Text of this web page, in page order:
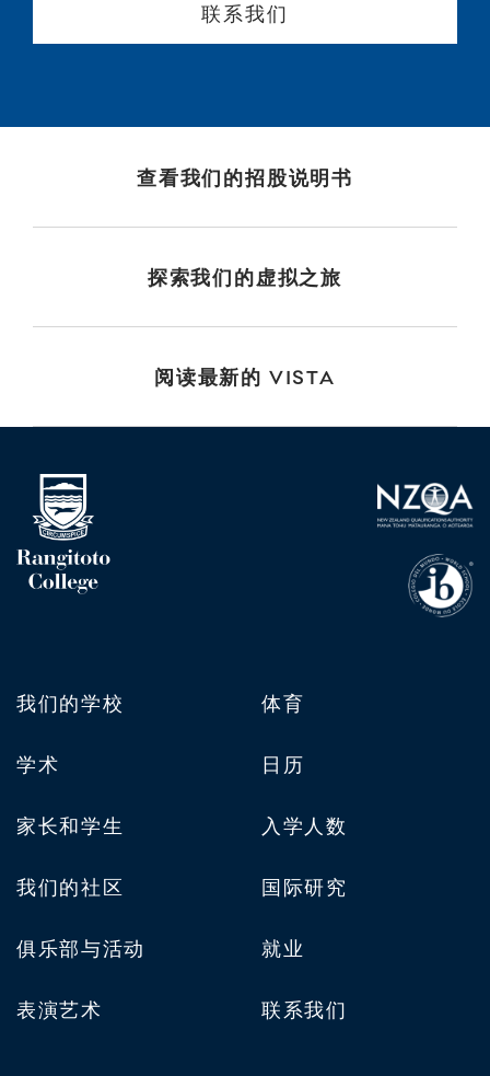
联系我们
查看我们的招股说明书
探索我们的虚拟之旅
阅读最新的 VISTA
我们的学校
学术
家长和学生
我们的社区
俱乐部与活动
表演艺术
体育
日历
入学人数
国际研究
就业
联系我们